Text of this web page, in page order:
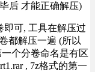
后 才能正确解压)
即可, 工具在解压过
都解压一遍 (所以
个分卷命名是有区
, 7z格式的第一